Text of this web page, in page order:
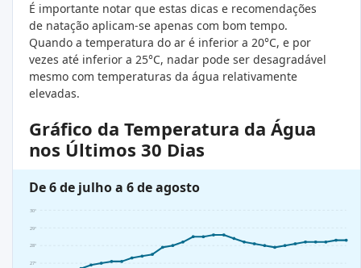
É importante notar que estas dicas e recomendações
de natação aplicam-se apenas com bom tempo.
Quando a temperatura do ar é inferior a 20°C, e por
vezes até inferior a 25°C, nadar pode ser desagradável
mesmo com temperaturas da água relativamente
elevadas.
Gráfico da Temperatura da Água
nos Últimos 30 Dias
De 6 de julho a 6 de agosto
27°
28°
29°
30°